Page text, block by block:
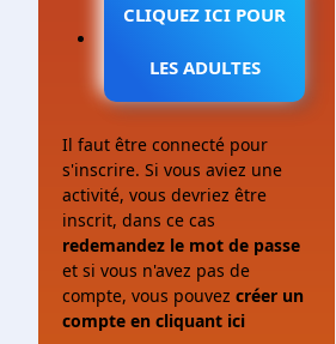
CLIQUEZ ICI POUR
LES ADULTES
Il faut être connecté pour
s'inscrire. Si vous aviez une
activité, vous devriez être
inscrit, dans ce cas
redemandez le mot de passe
et si vous n'avez pas de
compte, vous pouvez créer un
compte en cliquant ici